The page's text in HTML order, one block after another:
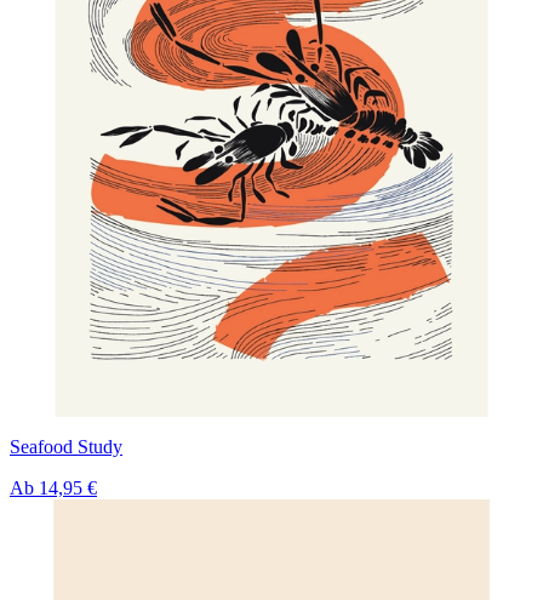
Seafood Study
Ab 14,95 €